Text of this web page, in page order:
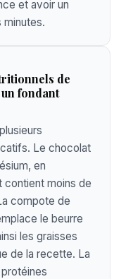
et avoir un
minutes.
de
fondant
Le chocolat
en
moins de
compote de
le beurre
les graisses
de la recette. La